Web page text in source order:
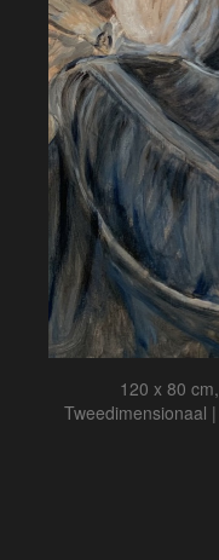
120 x 80
Tweedimensionaal